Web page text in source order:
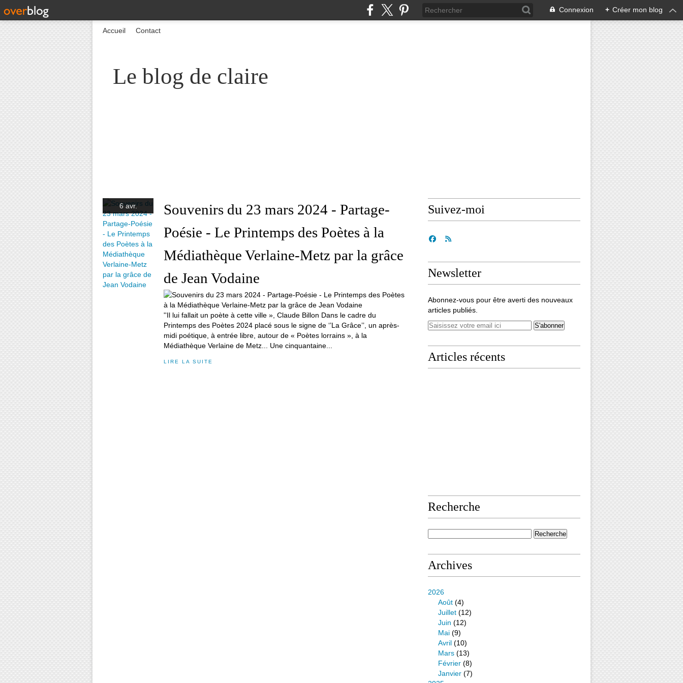
Connexion + Créer mon blog
Le blog de claire
Accueil Contact
6 avr.
Souvenirs du 23 mars 2024 - Partage-
Poésie - Le Printemps des Poètes à la
Médiathèque Verlaine-Metz par la grâce
de Jean Vodaine
''Il lui fallait un poète à cette ville », Claude Billon Dans le cadre du
Printemps des Poètes 2024 placé sous le signe de ‘’La Grâce’’, un après-
midi poétique, à entrée libre, autour de « Poètes lorrains », à la
Médiathèque Verlaine de Metz... Une cinquantaine...
LIRE LA SUITE
Suivez-moi
Newsletter
Abonnez-vous pour être averti des nouveaux
articles publiés.
Articles récents
Recherche
Archives
2026
Août (4)
Juillet (12)
Juin (12)
Mai (9)
Avril (10)
Mars (13)
Février (8)
Janvier (7)